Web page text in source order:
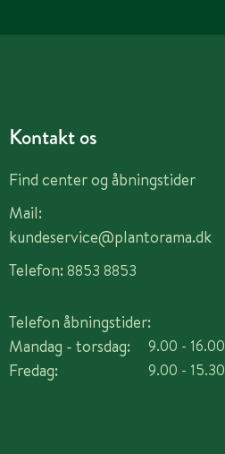
Kontakt os
Find center og åbningstider
Mail:
kundeservice@plantorama.dk
Telefon: 8853 8853
Telefon åbningstider:
Mandag - torsdag:
Fredag:
9.00 - 16.00
9.00 - 15.30